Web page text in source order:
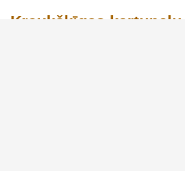
Kraukšķīgas